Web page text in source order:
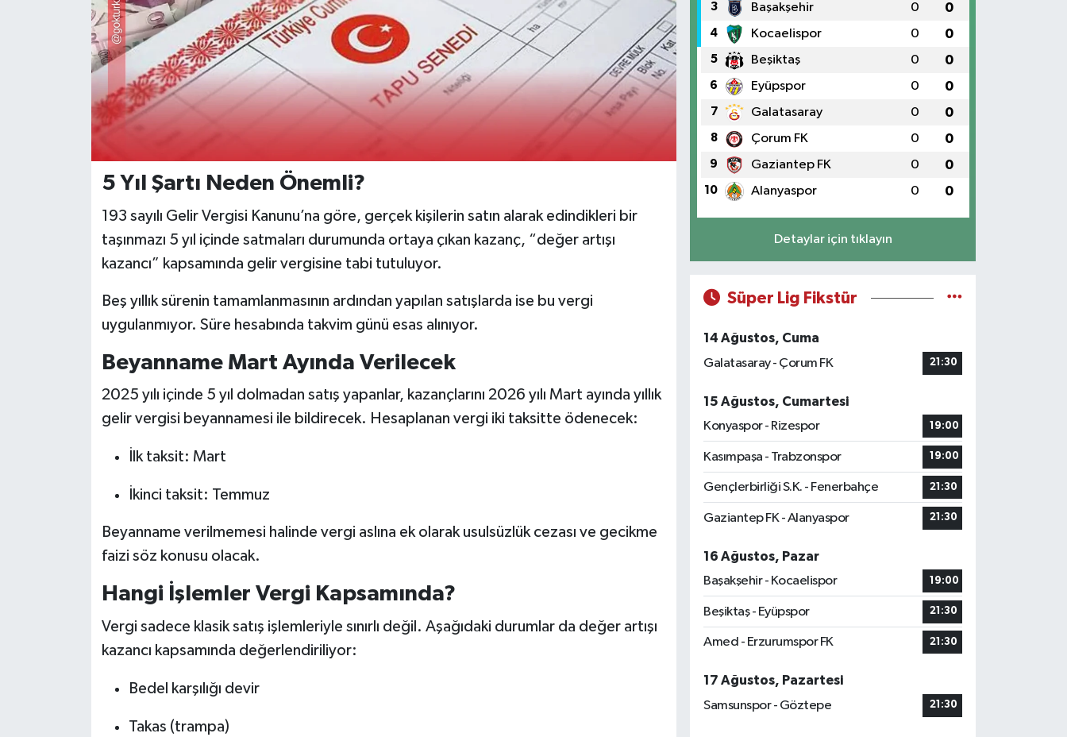
5 Yıl Şartı Neden Önemli?
193 sayılı Gelir Vergisi Kanunu’na göre, gerçek kişilerin satın alarak edindikleri bir
taşınmazı 5 yıl içinde satmaları durumunda ortaya çıkan kazanç, “değer artışı
kazancı” kapsamında gelir vergisine tabi tutuluyor.
Beş yıllık sürenin tamamlanmasının ardından yapılan satışlarda ise bu vergi
uygulanmıyor. Süre hesabında takvim günü esas alınıyor.
Beyanname Mart Ayında Verilecek
2025 yılı içinde 5 yıl dolmadan satış yapanlar, kazançlarını 2026 yılı Mart ayında yıllık
gelir vergisi beyannamesi ile bildirecek. Hesaplanan vergi iki taksitte ödenecek:
İlk taksit: Mart
İkinci taksit: Temmuz
Beyanname verilmemesi halinde vergi aslına ek olarak usulsüzlük cezası ve gecikme
faizi söz konusu olacak.
Hangi İşlemler Vergi Kapsamında?
Vergi sadece klasik satış işlemleriyle sınırlı değil. Aşağıdaki durumlar da değer artışı
kazancı kapsamında değerlendiriliyor:
Bedel karşılığı devir
Takas (trampa)
3 Başakşehir 0 0
4 Kocaelispor 0 0
5 Beşiktaş 0 0
6 Eyüpspor 0 0
7 Galatasaray 0 0
8 Çorum FK 0 0
9 Gaziantep FK 0 0
10 Alanyaspor 0 0
Detaylar için tıklayın
Süper Lig Fikstür
14 Ağustos, Cuma
Galatasaray - Çorum FK
21:30
15 Ağustos, Cumartesi
Konyaspor - Rizespor
19:00
Kasımpaşa - Trabzonspor 19:00
Gençlerbirliği S.K. - Fenerbahçe 21:30
Gaziantep FK - Alanyaspor 21:30
16 Ağustos, Pazar
Başakşehir - Kocaelispor
19:00
Beşiktaş - Eyüpspor 21:30
Amed - Erzurumspor FK 21:30
17 Ağustos, Pazartesi
Samsunspor - Göztepe
21:30
TİCARET